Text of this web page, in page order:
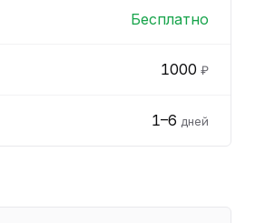
Бесплатно
1000 ₽
1–6 дней